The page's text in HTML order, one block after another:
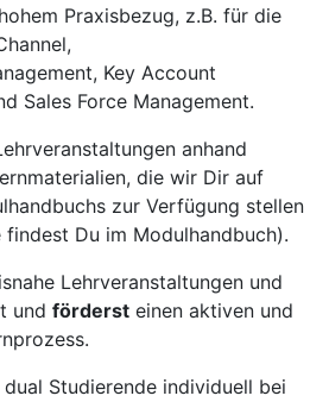
Praxisbezug, z.B. für die
Key Account
Sales Force Management.
anhand
die wir Dir auf
zur Verfügung stellen
findest Du im Modulhandbuch).
Lehrveranstaltungen und
und förderst einen aktiven und
dual Studierende individuell bei